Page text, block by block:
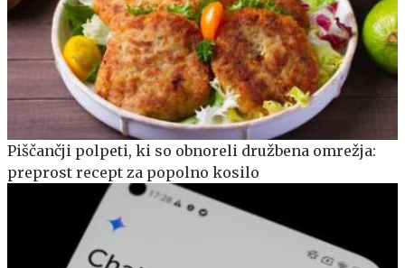
Piščančji polpeti, ki so obnoreli družbena omrežja:
preprost recept za popolno kosilo